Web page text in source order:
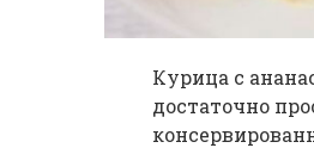
Курица с
достаточно